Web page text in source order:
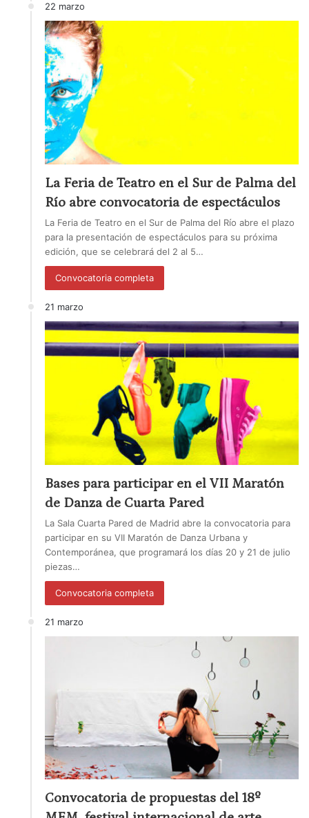
22 marzo
La Feria de Teatro en el Sur de Palma del
Río abre convocatoria de espectáculos
La Feria de Teatro en el Sur de Palma del Río abre el plazo
para la presentación de espectáculos para su próxima
edición, que se celebrará del 2 al 5…
Convocatoria completa
21 marzo
Bases para participar en el VII Maratón
de Danza de Cuarta Pared
La Sala Cuarta Pared de Madrid abre la convocatoria para
participar en su VII Maratón de Danza Urbana y
Contemporánea, que programará los días 20 y 21 de julio
piezas…
Convocatoria completa
21 marzo
Convocatoria de propuestas del 18º